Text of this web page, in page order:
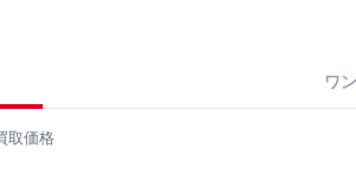
ワ
取価格